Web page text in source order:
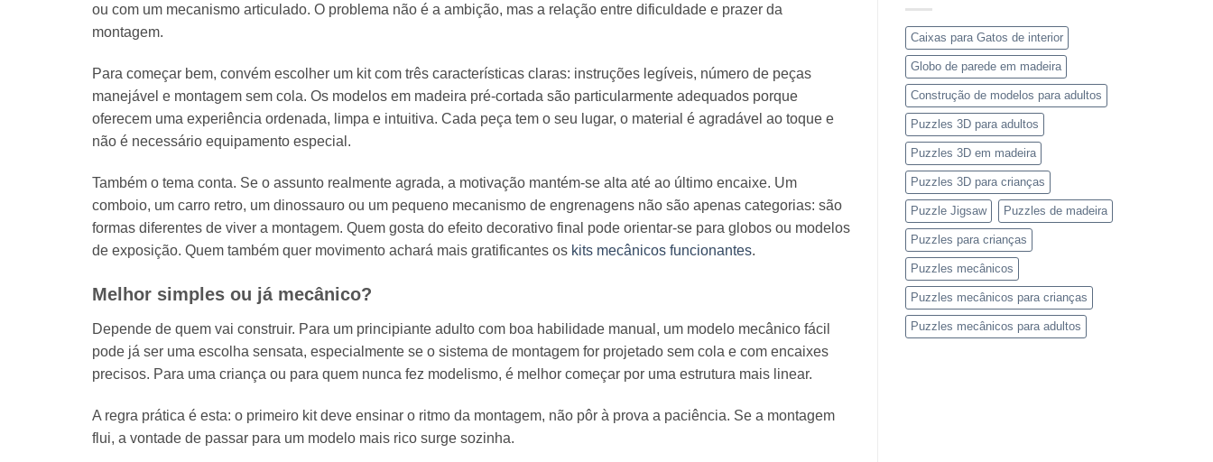
ou com um mecanismo articulado. O problema não é a ambição, mas a relação entre dificuldade e prazer da
montagem.
Para começar bem, convém escolher um kit com três características claras: instruções legíveis, número de peças
manejável e montagem sem cola. Os modelos em madeira pré-cortada são particularmente adequados porque
oferecem uma experiência ordenada, limpa e intuitiva. Cada peça tem o seu lugar, o material é agradável ao toque e
não é necessário equipamento especial.
Também o tema conta. Se o assunto realmente agrada, a motivação mantém-se alta até ao último encaixe. Um
comboio, um carro retro, um dinossauro ou um pequeno mecanismo de engrenagens não são apenas categorias: são
formas diferentes de viver a montagem. Quem gosta do efeito decorativo final pode orientar-se para globos ou modelos
de exposição. Quem também quer movimento achará mais gratificantes os kits mecânicos funcionantes.
Melhor simples ou já mecânico?
Depende de quem vai construir. Para um principiante adulto com boa habilidade manual, um modelo mecânico fácil
pode já ser uma escolha sensata, especialmente se o sistema de montagem for projetado sem cola e com encaixes
precisos. Para uma criança ou para quem nunca fez modelismo, é melhor começar por uma estrutura mais linear.
A regra prática é esta: o primeiro kit deve ensinar o ritmo da montagem, não pôr à prova a paciência. Se a montagem
flui, a vontade de passar para um modelo mais rico surge sozinha.
Caixas para Gatos de interior
Globo de parede em madeira
Construção de modelos para adultos
Puzzles 3D para adultos
Puzzles 3D em madeira
Puzzles 3D para crianças
Puzzle Jigsaw Puzzles de madeira
Puzzles para crianças
Puzzles mecânicos
Puzzles mecânicos para crianças
Puzzles mecânicos para adultos